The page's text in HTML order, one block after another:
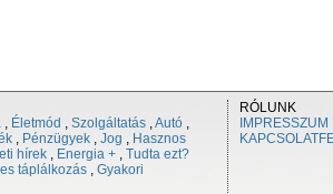
, Életmód , Szolgáltatás ,Autó ,
, Pénzügyek , Jog , Hasznos
hírek , Energia + , Tudta ezt?
táplálkozás , Gyakori
RÓLUNK
IMPRESSZUM